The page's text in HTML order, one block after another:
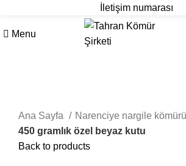
İletişim numarası
Menu
Ana Sayfa
Narenciye nargile kömürü
450 gramlık özel beyaz kutu
Back to products